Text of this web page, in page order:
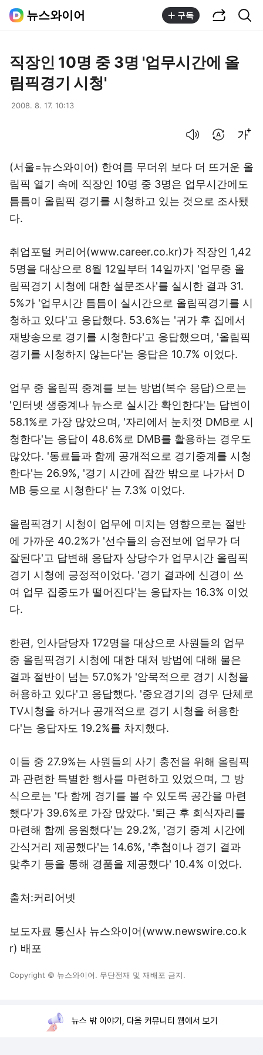
뉴스와이어 구독
직장인 10명 중 3명 '업무시간에 올
림픽경기 시청'
2008. 8. 17. 10:13
(서울=뉴스와이어) 한여름 무더위 보다 더 뜨거운 올
림픽 열기 속에 직장인 10명 중 3명은 업무시간에도
틈틈이 올림픽 경기를 시청하고 있는 것으로 조사됐
다.
취업포털 커리어(www.career.co.kr)가 직장인 1,42
5명을 대상으로 8월 12일부터 14일까지 '업무중 올
림픽경기 시청에 대한 설문조사'를 실시한 결과 31.
5%가 '업무시간 틈틈이 실시간으로 올림픽경기를 시
청하고 있다'고 응답했다. 53.6%는 '귀가 후 집에서
재방송으로 경기를 시청한다'고 응답했으며, '올림픽
경기를 시청하지 않는다'는 응답은 10.7% 이었다.
업무 중 올림픽 중계를 보는 방법(복수 응답)으로는
'인터넷 생중계나 뉴스로 실시간 확인한다'는 답변이
58.1%로 가장 많았으며, '자리에서 눈치껏 DMB로 시
청한다'는 응답이 48.6%로 DMB를 활용하는 경우도
많았다. '동료들과 함께 공개적으로 경기중계를 시청
한다'는 26.9%, '경기 시간에 잠깐 밖으로 나가서 D
MB 등으로 시청한다' 는 7.3% 이었다.
올림픽경기 시청이 업무에 미치는 영향으로는 절반
에 가까운 40.2%가 '선수들의 승전보에 업무가 더
잘된다'고 답변해 응답자 상당수가 업무시간 올림픽
경기 시청에 긍정적이었다. '경기 결과에 신경이 쓰
여 업무 집중도가 떨어진다'는 응답자는 16.3% 이었
다.
한편, 인사담당자 172명을 대상으로 사원들의 업무
중 올림픽경기 시청에 대한 대처 방법에 대해 물은
결과 절반이 넘는 57.0%가 '암묵적으로 경기 시청을
허용하고 있다'고 응답했다. '중요경기의 경우 단체로
TV시청을 하거나 공개적으로 경기 시청을 허용한
다'는 응답자도 19.2%를 차지했다.
이들 중 27.9%는 사원들의 사기 충전을 위해 올림픽
과 관련한 특별한 행사를 마련하고 있었으며, 그 방
식으로는 '다 함께 경기를 볼 수 있도록 공간을 마련
했다'가 39.6%로 가장 많았다. '퇴근 후 회식자리를
마련해 함께 응원했다'는 29.2%, '경기 중계 시간에
간식거리 제공했다'는 14.6%, '추첨이나 경기 결과
맞추기 등을 통해 경품을 제공했다' 10.4% 이었다.
출처:커리어넷
보도자료 통신사 뉴스와이어(www.newswire.co.k
r) 배포
Copyright © 뉴스와이어. 무단전재 및 재배포 금지.
뉴스 밖 이야기, 다음 커뮤니티 웹에서 보기